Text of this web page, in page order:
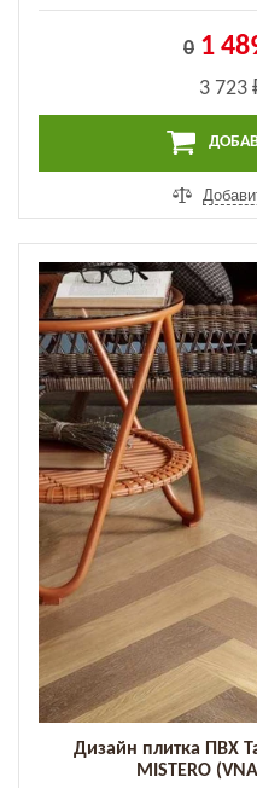
0 1
3 723
Дизайн плитка ПВХ
MISTERO